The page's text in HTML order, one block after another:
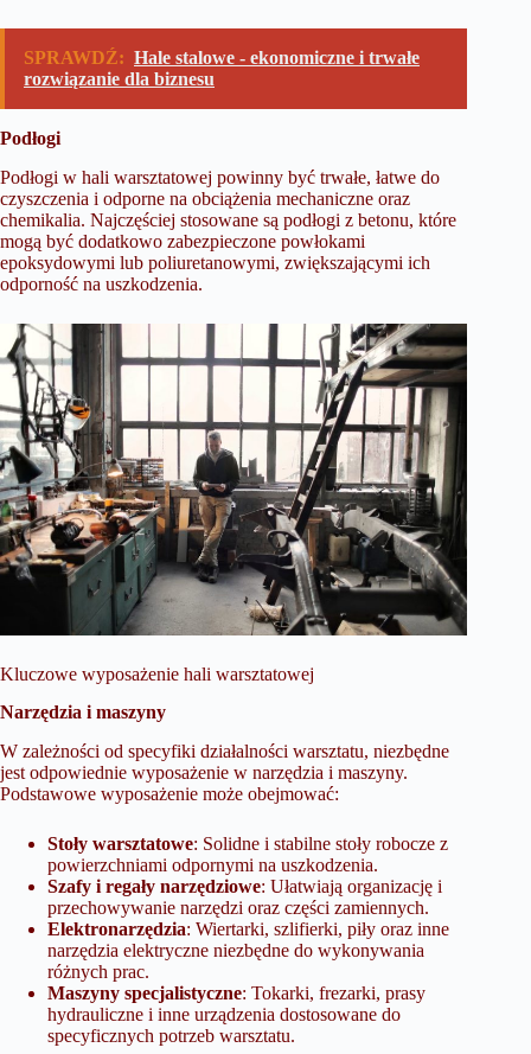
SPRAWDŹ: Hale stalowe - ekonomiczne i trwałe
rozwiązanie dla biznesu
Podłogi
Podłogi w hali warsztatowej powinny być trwałe, łatwe do
czyszczenia i odporne na obciążenia mechaniczne oraz
chemikalia. Najczęściej stosowane są podłogi z betonu, które
mogą być dodatkowo zabezpieczone powłokami
epoksydowymi lub poliuretanowymi, zwiększającymi ich
odporność na uszkodzenia.
Kluczowe wyposażenie hali warsztatowej
Narzędzia i maszyny
W zależności od specyfiki działalności warsztatu, niezbędne
jest odpowiednie wyposażenie w narzędzia i maszyny.
Podstawowe wyposażenie może obejmować:
Stoły warsztatowe: Solidne i stabilne stoły robocze z
powierzchniami odpornymi na uszkodzenia.
Szafy i regały narzędziowe: Ułatwiają organizację i
przechowywanie narzędzi oraz części zamiennych.
Elektronarzędzia: Wiertarki, szlifierki, piły oraz inne
narzędzia elektryczne niezbędne do wykonywania
różnych prac.
Maszyny specjalistyczne: Tokarki, frezarki, prasy
hydrauliczne i inne urządzenia dostosowane do
specyficznych potrzeb warsztatu.